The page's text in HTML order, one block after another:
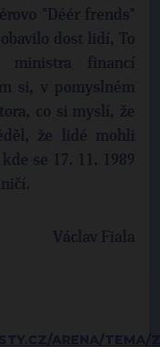
"Déér frends"
dost lidí, To
financí
si, v pomyslném
co si myslí, že
že lidé mohli
se 17. 11. 1989
Václav Fiala